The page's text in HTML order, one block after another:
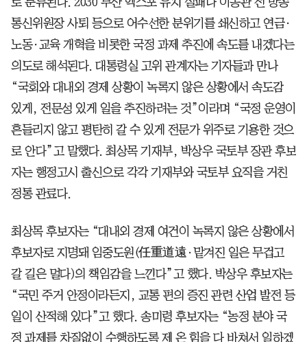
통신위원장 사퇴 등으로 어수선한 분위기를 쇄신하고 연금·
노동·교육 개혁을 비롯한 국정 과제 추진에 속도를 내겠다는
의도로 해석된다. 대통령실 고위 관계자는 기자들과 만나
“국회와 대내외 경제 상황이 녹록지 않은 상황에서 속도감
있게, 전문성 있게 일을 추진하려는 것”이라며 “국정 운영이
흔들리지 않고 평탄히 갈 수 있게 전문가 위주로 기용한 것으
로 안다”고 말했다. 최상목 기재부, 박상우 국토부 장관 후보
자는 행정고시 출신으로 각각 기재부와 국토부 요직을 거친
정통 관료다.
최상목 후보자는 “대내외 경제 여건이 녹록지 않은 상황에서
후보자로 지명돼 임중도원(任重道遠·맡겨진 일은 무겁고
갈 길은 멀다)의 책임감을 느낀다”고 했다. 박상우 후보자는
“국민 주거 안정이라든지, 교통 편의 증진 관련 산업 발전 등
일이 산적해 있다”고 했다. 송미령 후보자는 “농정 분야 국
정 과제를 차질없이 수행하도록 제 온 힘을 다 바쳐서 일하겠